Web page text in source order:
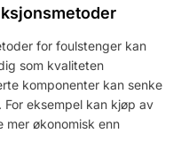
for foulstenger kan
som kvaliteten
komponenter kan senke
eksempel kan kjøp av
økonomisk enn